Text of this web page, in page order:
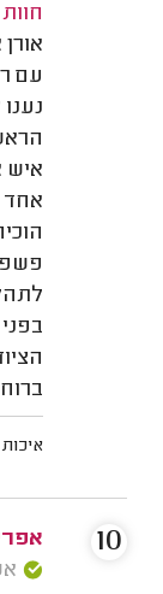
עם
איש
אחד
איכות
10